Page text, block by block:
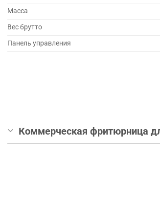
Масса
Вес брутто
Панель управления
Коммерческая фритюрница